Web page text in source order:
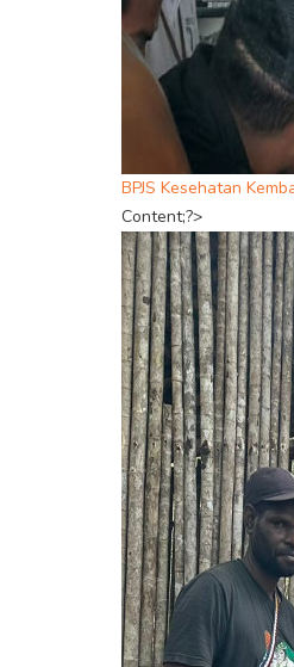
BPJS Kesehatan
Content;?>